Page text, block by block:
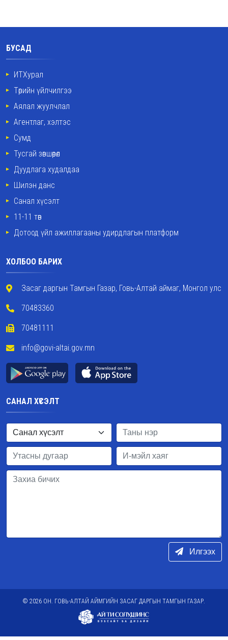
БУСАД
ИТХурал
Төрийн үйлчилгээ
Аялал жуулчлал
Агентлаг, хэлтэс
Сумд
Тусгай зөвшөөрөл
Дуудлага худалдаа
Шилэн данс
Санал хүсэлт
11-11 төв
Дотоод үйл ажиллагааны удирдлагын платформ
ХОЛБОО БАРИХ
Засаг даргын Тамгын Газар, Говь-Алтай аймаг, Монгол улс
70483360
70481111
info@govi-altai.gov.mn
САНАЛ ХҮСЭЛТ
Илгээх
© 2026 ОН. ГОВЬ-АЛТАЙ АЙМГИЙН ЗАСАГ ДАРГЫН ТАМГЫН ГАЗАР.